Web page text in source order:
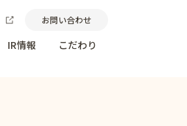
お問い合わせ
IR情報 こだわり